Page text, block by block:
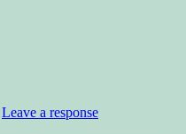
Leave a response